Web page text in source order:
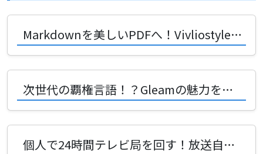
Markdownを美しいPDFへ！Vivliostyleで変わる未来の書類作成術
次世代の覇権言語！？Gleamの魅力を創好リナさんがVRChatで熱弁！
個人で24時間テレビ局を回す！放送自動化システムICS-TVの驚愕アーキテクチャ